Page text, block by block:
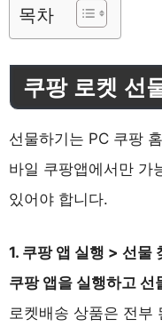
목차
쿠팡 로켓 선
선물하기는 PC 쿠팡
바일 쿠팡앱에서만 가
있어야 합니다.
1. 쿠팡 앱 실행 > 선물
쿠팡 앱을 실행하고 선
로켓배송 상품은 전부